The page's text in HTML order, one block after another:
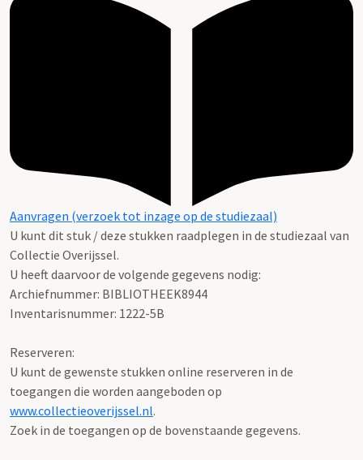
Aanvragen (verzoek tot inzage op de studiezaal)
U kunt dit stuk / deze stukken raadplegen in de studiezaal van
Collectie Overijssel.
U heeft daarvoor de volgende gegevens nodig:
Archiefnummer: BIBLIOTHEEK8944
Inventarisnummer: 1222-5B
Reserveren:
U kunt de gewenste stukken online reserveren in de
toegangen die worden aangeboden op
www.collectieoverijssel.nl.
Zoek in de toegangen op de bovenstaande gegevens.